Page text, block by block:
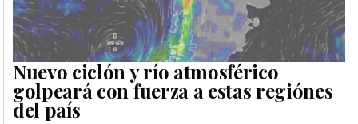
Nuevo ciclón y río atmosférico
golpeará con fuerza a estas regiónes
del país